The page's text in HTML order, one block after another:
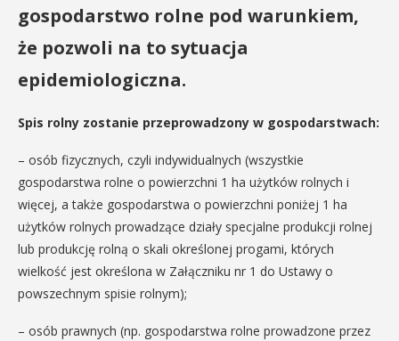
gospodarstwo rolne pod warunkiem,
że pozwoli na to sytuacja
epidemiologiczna.
Spis rolny zostanie przeprowadzony w gospodarstwach:
– osób fizycznych, czyli indywidualnych (wszystkie
gospodarstwa rolne o powierzchni 1 ha użytków rolnych i
więcej, a także gospodarstwa o powierzchni poniżej 1 ha
użytków rolnych prowadzące działy specjalne produkcji rolnej
lub produkcję rolną o skali określonej progami, których
wielkość jest określona w Załączniku nr 1 do Ustawy o
powszechnym spisie rolnym);
– osób prawnych (np. gospodarstwa rolne prowadzone przez